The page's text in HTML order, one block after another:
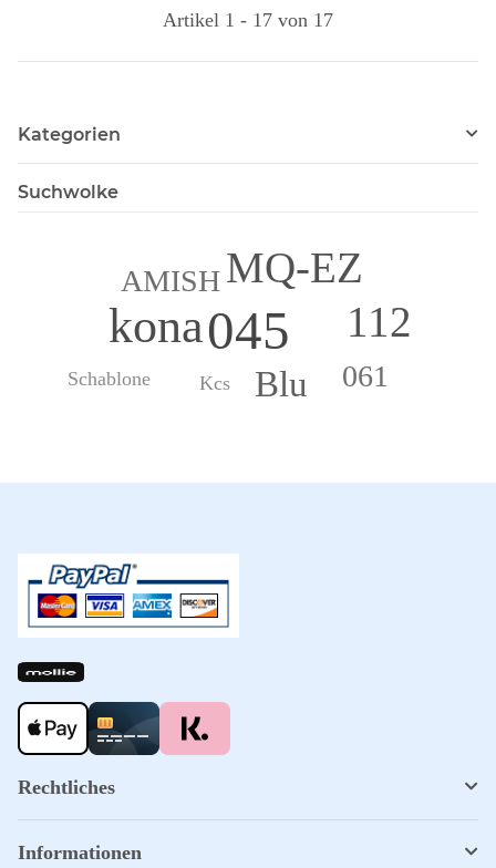
Artikel 1 - 17 von 17
Kategorien
Suchwolke
045
kona
MQ-EZ
112
Blu
AMISH
061
Kcs
Schablone
Rechtliches
Informationen